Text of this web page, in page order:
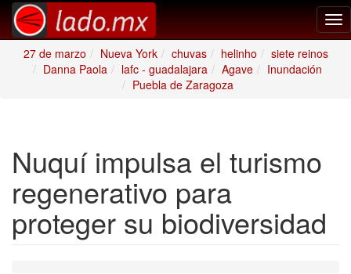
27 de marzo
Nueva York chuvas helinho
siete reinos
Danna Paola
lafc - guadalajara Agave
Inundación
Puebla de Zaragoza
Nuquí impulsa el turismo
regenerativo para
proteger su biodiversidad